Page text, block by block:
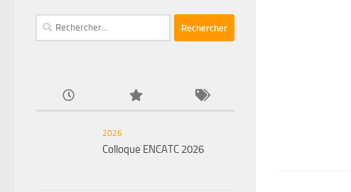
Rechercher :
2026
Colloque ENCATC 2026